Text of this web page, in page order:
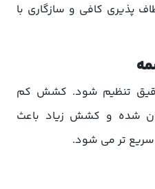
پذیری کافی و سازگاری با
تنظیم شود. کشش کم
شده و کشش زیاد باعث
تر می شود.